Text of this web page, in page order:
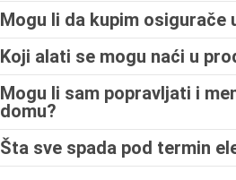
Mogu li da kupim
Koji alati se mogu naći u
Mogu li sam popravljati i
domu?
Šta sve spada pod termin